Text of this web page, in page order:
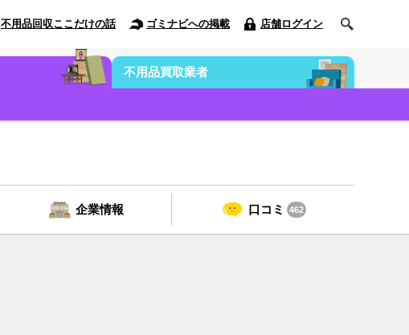
不用品回収ここだけの話 ゴミナビへの掲載 店舗ログイン
不用品買取業者
企業情報 口コミ 462